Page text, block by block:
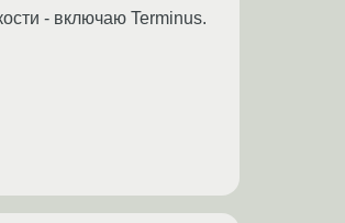
- включаю Terminus.